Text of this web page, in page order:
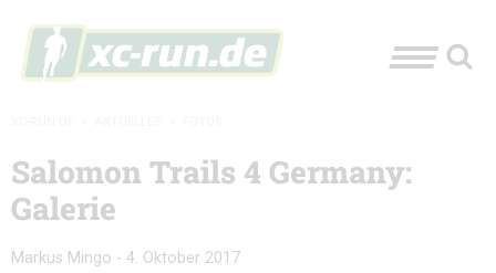
Salomon Trails 4 Germany:
Galerie
Markus Mingo - 4. Oktober 2017